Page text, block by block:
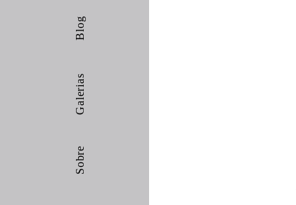
Blog
Galerias
Sobre